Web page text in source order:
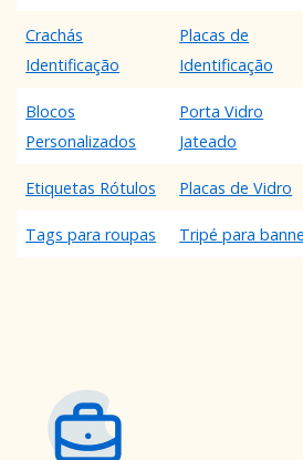
Crachás
Identificação
Placas de
Identificação
Blocos
Personalizados
Porta Vidro
Jateado
Etiquetas Rótulos Placas de Vidro
Tags para roupas Tripé para